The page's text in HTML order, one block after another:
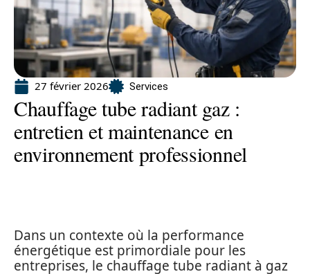
27 février 2026 Services
Chauffage tube radiant gaz :
entretien et maintenance en
environnement professionnel
Dans un contexte où la performance
énergétique est primordiale pour les
entreprises, le chauffage tube radiant à gaz